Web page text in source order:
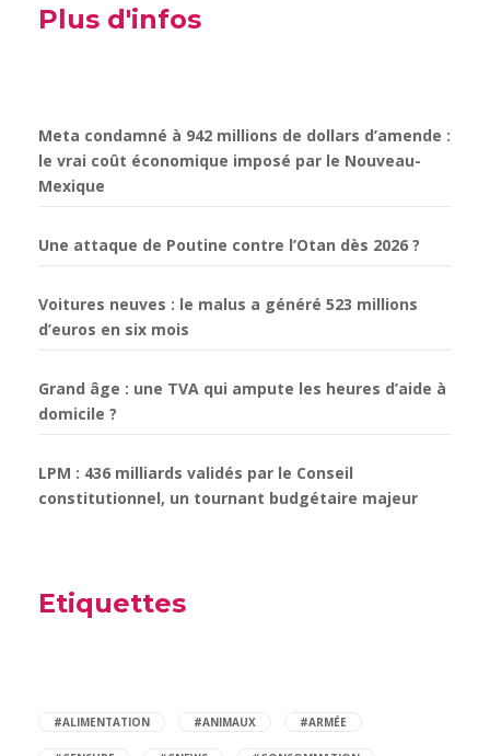
Plus d'infos
Meta condamné à 942 millions de dollars d’amende :
le vrai coût économique imposé par le Nouveau-
Mexique
Une attaque de Poutine contre l’Otan dès 2026 ?
Voitures neuves : le malus a généré 523 millions
d’euros en six mois
Grand âge : une TVA qui ampute les heures d’aide à
domicile ?
LPM : 436 milliards validés par le Conseil
constitutionnel, un tournant budgétaire majeur
Etiquettes
#ALIMENTATION #ANIMAUX #ARMÉE